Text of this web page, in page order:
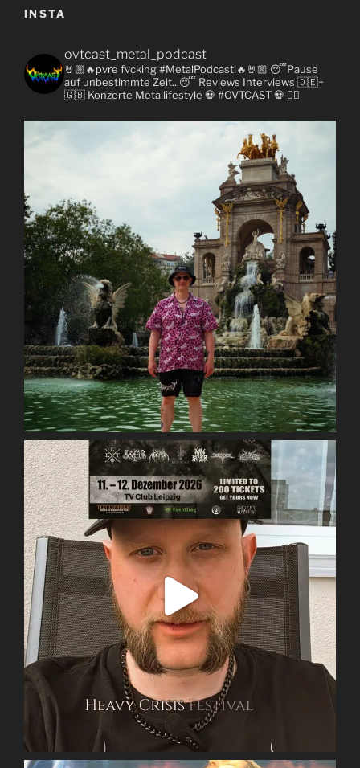
INSTA
ovtcast_metal_podcast
🤘🏼🔥pvre fvcking #MetalPodcast!🔥🤘🏼 😴Pause
auf unbestimmte Zeit...😴 Reviews Interviews 🇩🇪+
🇬🇧 Konzerte Metallifestyle 💀 #OVTCAST 💀 👇🏼